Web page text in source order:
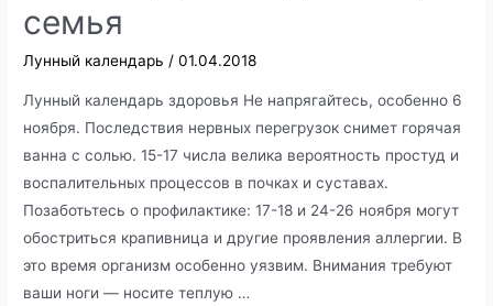
семья
Лунный календарь /01.04.2018
Лунный календарь здоровья Не напрягайтесь, особенно 6
ноября. Последствия нервных перегрузок снимет горячая
ванна с солью. 15-17 числа велика вероятность простуд и
воспалительных процессов в почках и суставах.
Позаботьтесь о профилактике: 17-18 и 24-26 ноября могут
обостриться крапивница и другие проявления аллергии. В
это время организм особенно уязвим. Внимания требуют
ваши ноги — носите теплую …